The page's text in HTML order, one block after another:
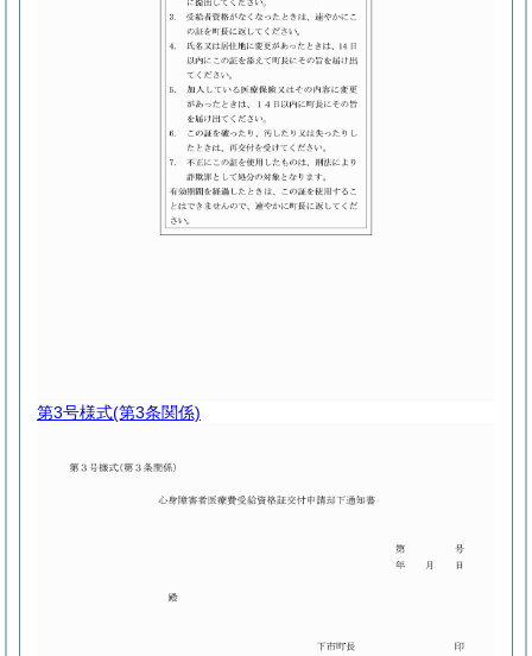
第3号様式(第3条関係)